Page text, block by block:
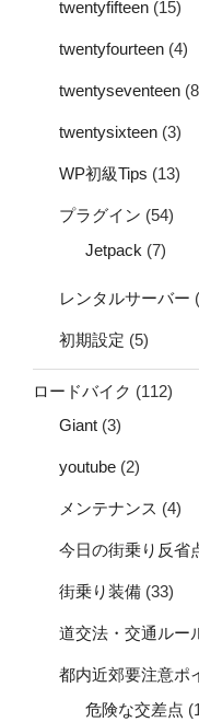
twentyfifteen (15)
twentyfourteen (4)
twentyseventeen
twentysixteen (3)
WP初級Tips (13)
プラグイン (54)
Jetpack (7)
レンタルサーバー
初期設定 (5)
ロードバイク (112)
Giant (3)
youtube (2)
メンテナンス (4)
今日の街乗り反省
街乗り装備 (33)
道交法・交通ルー
都内近郊要注意ポ
危険な交差点